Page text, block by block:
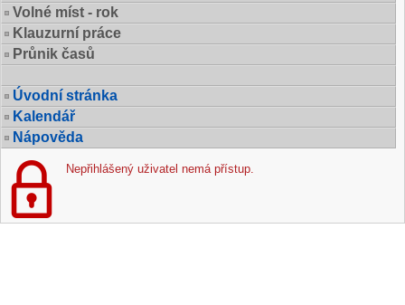
Volné míst - rok
Klauzurní práce
Průnik časů
Úvodní stránka
Kalendář
Nápověda
Nepřihlášený uživatel nemá přístup.